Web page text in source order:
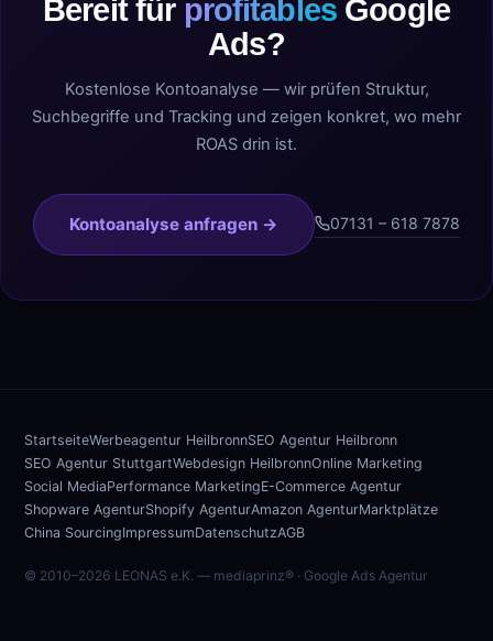
Bereit für profitables Google
Ads?
Kostenlose Kontoanalyse — wir prüfen Struktur,
Suchbegriffe und Tracking und zeigen konkret, wo mehr
ROAS drin ist.
Kontoanalyse anfragen → 07131 – 618 7878
StartseiteWerbeagentur HeilbronnSEO Agentur Heilbronn
SEO Agentur StuttgartWebdesign HeilbronnOnline Marketing
Social MediaPerformance MarketingE-Commerce Agentur
Shopware AgenturShopify AgenturAmazon AgenturMarktplätze
China SourcingImpressumDatenschutzAGB
© 2010–2026 LEONAS e.K. — mediaprinz® · Google Ads Agentur